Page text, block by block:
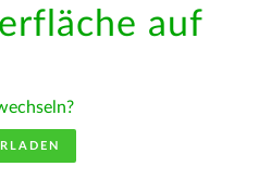
auf